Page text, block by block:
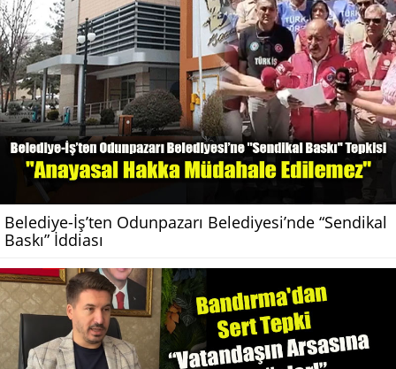
Belediye-İş’ten Odunpazarı Belediyesi’nde “Sendikal
Baskı” İddiası